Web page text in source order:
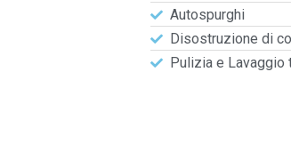
Autospurghi
Disostruzione di
Pulizia e Lavaggio